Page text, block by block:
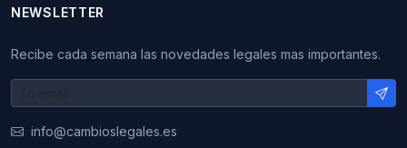
NEWSLETTER
Recibe cada semana las novedades legales mas importantes.
info@cambioslegales.es